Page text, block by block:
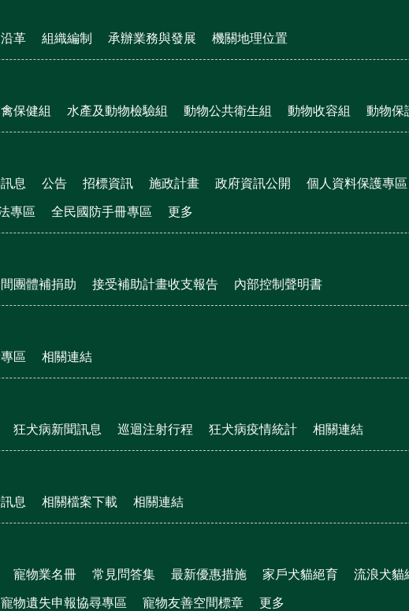
革 組織編制 承辦業務與發展 機關地理位置
保健組 水產及動物檢驗組 動物公共衛生組 動物收容組 動物保
息 公告 招標資訊 施政計畫 政府資訊公開 個人資料保護專區
專區 全民國防手冊專區 更多
團體補捐助 接受補助計畫收支報告 內部控制聲明書
區 相關連結
狂犬病新聞訊息 巡迴注射行程 狂犬病疫情統計 相關連結
息 相關檔案下載 相關連結
寵物業名冊 常見問答集 最新優惠措施 家戶犬貓絕育 流浪犬貓
寵物遺失申報協尋專區 寵物友善空間標章 更多